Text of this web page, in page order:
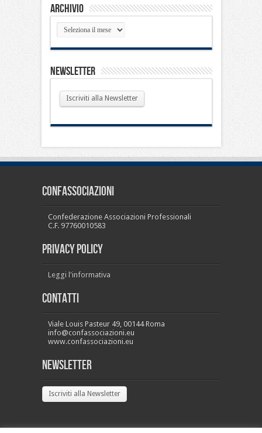
Archivio
Archivio
Newsletter
Iscriviti alla Newsletter
CONFASSOCIAZIONI
Confederazione Associazioni Professionali
C.F. 97760010583
PRIVACY POLICY
Leggi l'informativa
Contatti
Viale Louis Pasteur 49, 00144 Roma
info@confassociazioni.eu
www.confassociazioni.eu
Newsletter
Iscriviti alla Newsletter